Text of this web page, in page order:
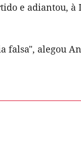
e adiantou, à
falsa", alegou